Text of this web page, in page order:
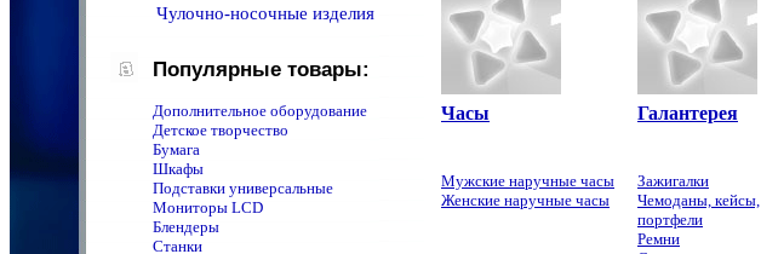
Чулочно-носочные изделия
Популярные товары:
Дополнительное оборудование
Детское творчество
Бумага
Шкафы
Подставки универсальные
Мониторы LCD
Блендеры
Станки
Часы Галантерея
Мужские наручные часы
Женские наручные часы
Зажигалки
Чемоданы, кейсы,
портфели
Ремни